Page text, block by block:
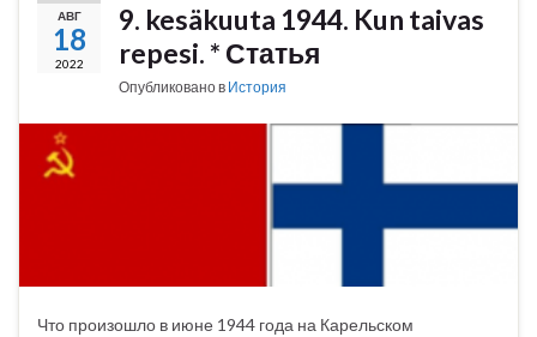
АВГ
18
2022
9. kesäkuuta 1944. Kun taivas
repesi. * Статья
Опубликовано в История
Что произошло в июне 1944 года на Карельском